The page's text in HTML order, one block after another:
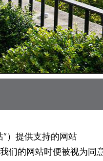
）提供支持的网站
们的网站时便被视为同